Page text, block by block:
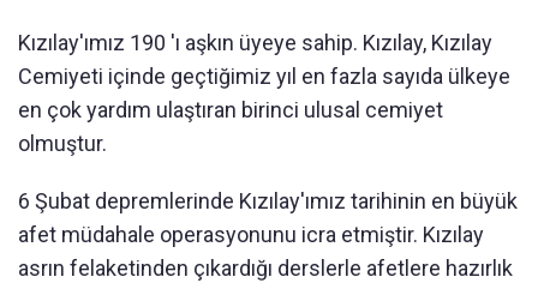
Kızılay'ımız 190 'ı aşkın üyeye sahip. Kızılay, Kızılay
Cemiyeti içinde geçtiğimiz yıl en fazla sayıda ülkeye
en çok yardım ulaştıran birinci ulusal cemiyet
olmuştur.
6 Şubat depremlerinde Kızılay'ımız tarihinin en büyük
afet müdahale operasyonunu icra etmiştir. Kızılay
asrın felaketinden çıkardığı derslerle afetlere hazırlık